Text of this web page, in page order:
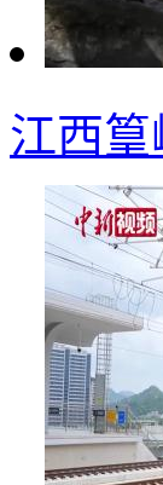
江西篁